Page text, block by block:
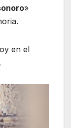
»
en el
.